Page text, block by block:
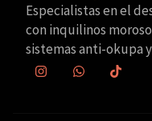
Especialistas en el
con inquilinos
sistemas anti-okupa